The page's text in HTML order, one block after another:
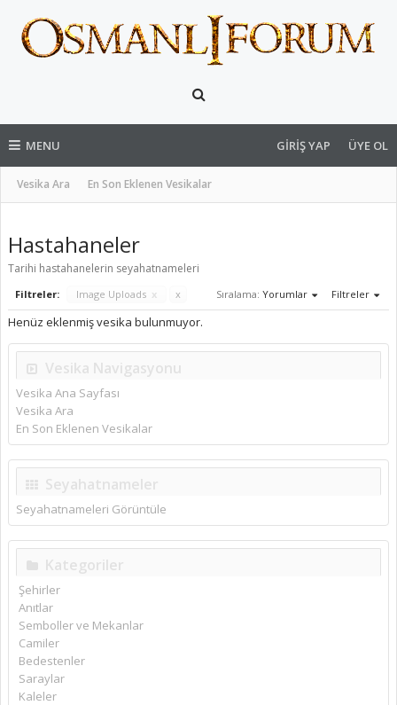
MENU
Vesika Ara En Son Eklenen Vesikalar
GIRIŞ YAP ÜYE OL
Hastahaneler
Tarihi hastahanelerin seyahatnameleri
Filtreler: Image Uploads x x Sıralama: Yorumlar Filtreler
Henüz eklenmiş vesika bulunmuyor.
Vesika Navigasyonu
Vesika Ana Sayfası
Vesika Ara
En Son Eklenen Vesikalar
Seyahatnameler
Seyahatnameleri Görüntüle
Kategoriler
Şehirler
Anıtlar
Semboller ve Mekanlar
Camiler
Bedestenler
Saraylar
Kaleler